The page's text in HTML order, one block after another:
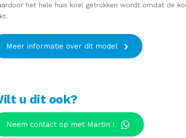
het hele huis koel getrokken wordt omdat de
Meer informatie over dit model
u dit ook?
Neem contact op met Martin !